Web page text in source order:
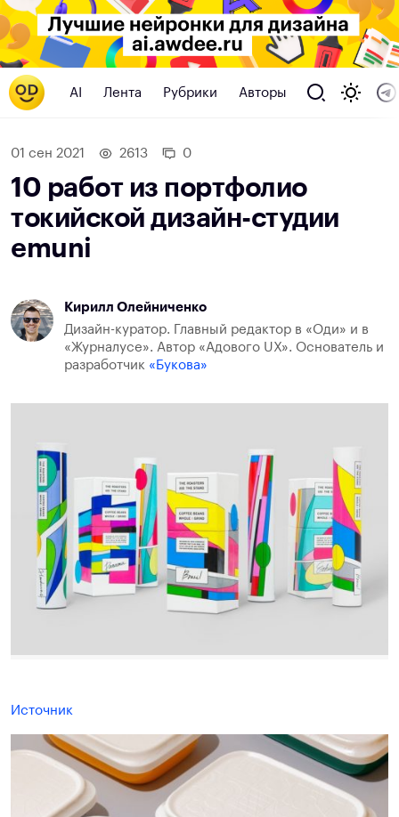
AI Лента Рубрики Авторы
01 сен 2021 2613 0
10 работ из портфолио
токийской дизайн-студии
emuni
Кирилл Олейниченко
Дизайн-куратор. Главный редактор в «Оди» и в
«Журналусе». Автор «Адового UX». Основатель и
разработчик «Букова»
Источник